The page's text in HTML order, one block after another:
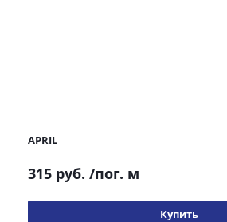
APRIL
315 руб. /пог. м
Купить